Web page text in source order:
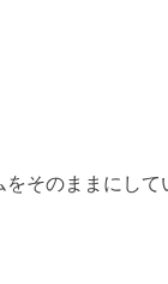
のままにし